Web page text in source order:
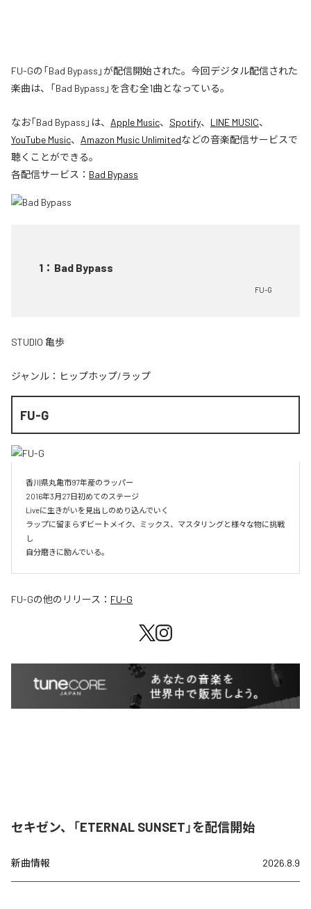
FU-Gの「Bad Bypass」が配信開始された。今回デジタル配信された
楽曲は、「Bad Bypass」を含む全1曲となっている。
なお「Bad Bypass 」は、 Apple Music、 Spotify、 LINE MUSIC、
YouTube Music、 Amazon Music Unlimitedなどの音楽配信サービスで
聴くことができる。
各配信サービス： Bad Bypass
1 ： Bad Bypass
FU-G
STUDIO 亀歩
ジャンル： ヒップホップ/ラップ
FU-G
香川県丸亀市97年産のラッパー
2016年3月27日初めてのステージ
Liveに生きがいを見出しのめり込んでいく
ラップに留まらずビートメイク、ミックス、マスタリングと様々な物に挑戦
し
自分磨きに励んでいる。
FU-Gの他のリリース： FU-G
セキゼン、「ETERNAL SUNSET」を配信開始
新曲情報 2026.8.9